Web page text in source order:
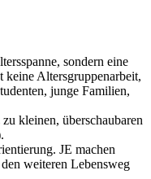
sondern eine
Altersgruppenarbeit,
junge Familien,
kleinen, überschaubaren
JE machen
weiteren Lebensweg